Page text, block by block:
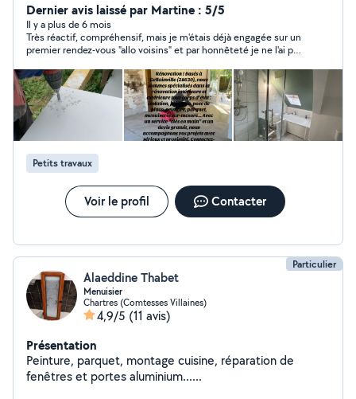
de plaque de plâtre Création de mezzanine
Aménagement intérieur et extérieur Travaux de finition
Peinture Parquet et revêtement de sol Bardage sur
façade extérieur ou intérieur Plomberie SDB Demandez
votre devis gratuit
Dernier avis laissé par Martine : 5/5
Il y a plus de 6 mois
Très réactif, compréhensif, mais je m'étais déjà engagée sur un
premier rendez-vous "allo voisins" et par honnêteté je ne l'ai pas
Petits travaux
Voir le profil Contacter
Particulier
Alaeddine Thabet
Menuisier
Chartres (Comtesses Villaines)
4,9/5 (11 avis)
Présentation
Peinture, parquet, montage cuisine, réparation de
fenêtres et portes aluminium......